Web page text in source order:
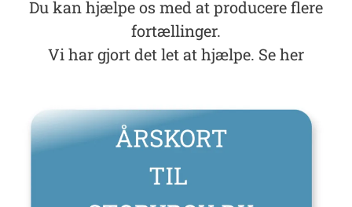
Du kan hjælpe os med at producere flere
fortællinger.
Vi har gjort det let at hjælpe. Se her